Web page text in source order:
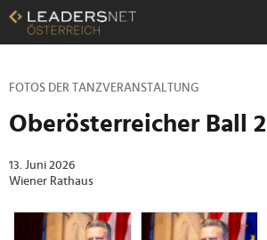
Zum
Inhalt
Zur
Navigation
Hauptnavigation
FOTOS DER TANZVERANSTALTUNG
Oberösterreicher Ball
13. Juni 2026
Wiener Rathaus